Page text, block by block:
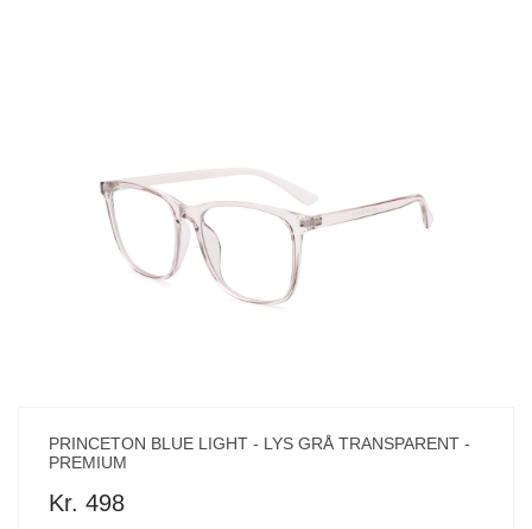
PRINCETON BLUE LIGHT - LYS GRÅ TRANSPARENT -
PREMIUM
Kr. 498